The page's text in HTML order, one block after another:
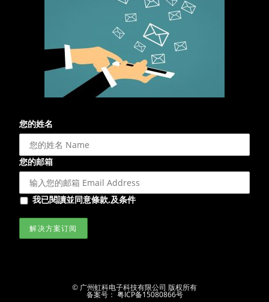
您的姓名
您的邮箱
我已閱讀並同意條款,及条件
© 广州虹科电子科技有限公司 版权所有
备案号： 粤ICP备15080866号